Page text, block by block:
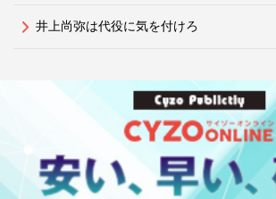
井上尚弥は代役に気を付けろ